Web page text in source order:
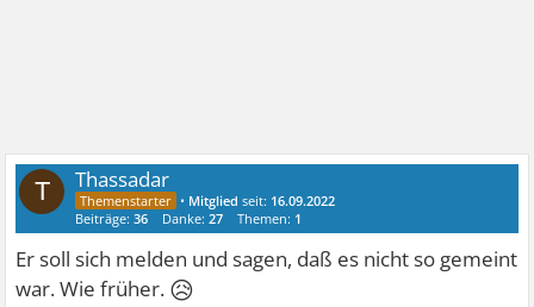
T Thassadar
• Mitglied seit: 16.09.2022
Beiträge:36 Danke:27 Themen: 1
Er soll sich melden und sagen, daß es nicht so gemeint
war. Wie früher. 😥